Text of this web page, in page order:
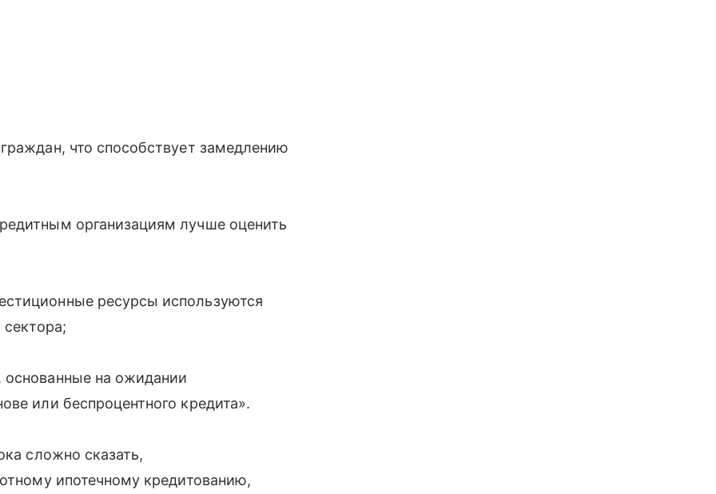
что способствует замедлению
организациям лучше оценить
ресурсы используются
сектора;
на ожидании
или беспроцентного кредита».
сложно сказать,
ипотечному кредитованию,